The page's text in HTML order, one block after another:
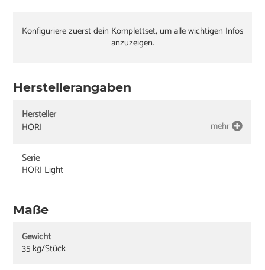
Konfiguriere zuerst dein Komplettset, um alle wichtigen Infos
anzuzeigen.
Herstellerangaben
Hersteller
HORI
mehr
Serie
HORI Light
Maße
Gewicht
35 kg/Stück